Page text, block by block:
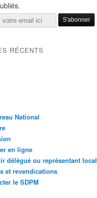
RÉCENTS
National
en ligne
délégué ou représentant local
et revendications
le SDPM